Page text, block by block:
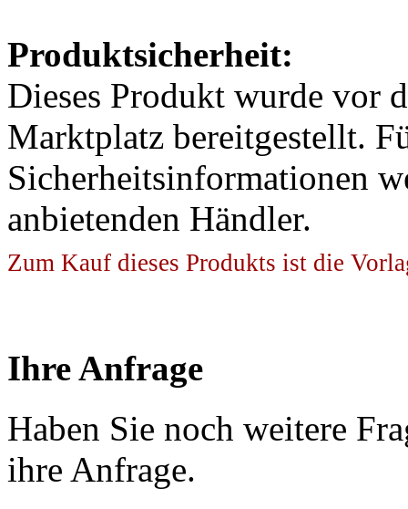
Produktsicherheit:
Dieses Produkt wurde vor
Marktplatz bereitgestellt.
Sicherheitsinformationen
anbietenden Händler.
Zum Kauf dieses Produkts ist die
Ihre Anfrage
Haben Sie noch weitere
ihre Anfrage.